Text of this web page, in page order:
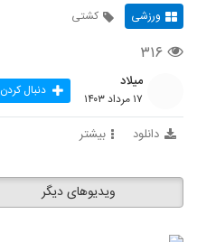
ورزشی کشتی
۳۱۶
میلاد
۱۷ مرداد ۱۴۰۳ دنبال کردن
دانلود بیشتر
ویدیوهای دیگر